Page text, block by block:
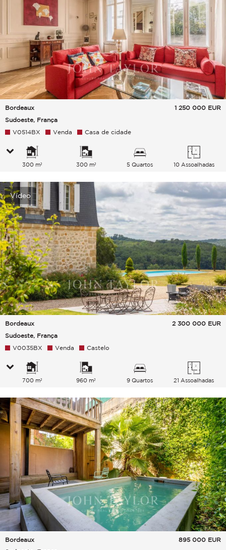
Bordeaux
Sudoeste, França
1 250 000 EUR
V0514BX Venda Casa de cidade
300 m² 300 m² 5 Quartos 10 Assoalhadas
Vídeo
Bordeaux
Sudoeste, França
2 300 000 EUR
V0035BX Venda Castelo
700 m² 960 m² 9 Quartos 21 Assoalhadas
Bordeaux
895 000 EUR